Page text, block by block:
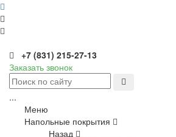
+7 (831) 215-27-13
Заказать звонок
...
Меню
Напольные покрытия
Назад